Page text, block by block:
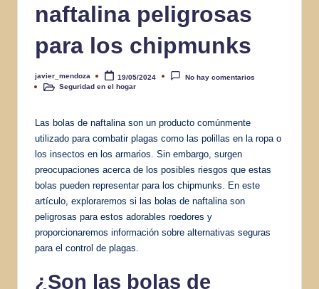
naftalina peligrosas
para los chipmunks
Publicado
por
javier_mendoza 19/05/2024
No hay comentarios
PublicadoSeguridad en el hogar
Las bolas de naftalina son un producto comúnmente
utilizado para combatir plagas como las polillas en la ropa o
los insectos en los armarios. Sin embargo, surgen
preocupaciones acerca de los posibles riesgos que estas
bolas pueden representar para los chipmunks. En este
artículo, exploraremos si las bolas de naftalina son
peligrosas para estos adorables roedores y
proporcionaremos información sobre alternativas seguras
para el control de plagas.
¿Son las bolas de